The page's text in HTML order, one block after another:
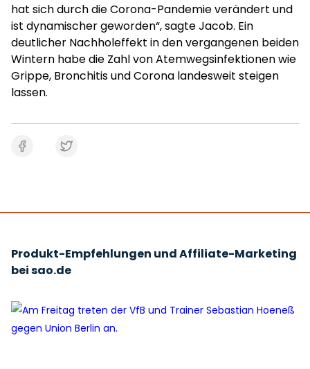
hat sich durch die Corona-Pandemie verändert und
ist dynamischer geworden“, sagte Jacob. Ein
deutlicher Nachholeffekt in den vergangenen beiden
Wintern habe die Zahl von Atemwegsinfektionen wie
Grippe, Bronchitis und Corona landesweit steigen
lassen.
Produkt-Empfehlungen und Affiliate-Marketing
bei sao.de